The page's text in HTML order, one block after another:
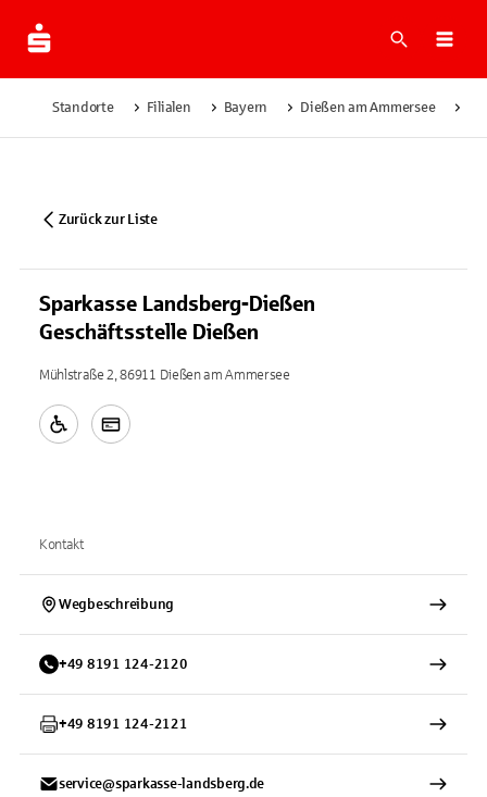
Suche
Standorte Filialen Bayern Dießen am Ammersee
Zurück zur Liste
Sparkasse Landsberg-Dießen
Geschäftsstelle Dießen
Mühlstraße 2, 86911 Dießen am Ammersee
Kontakt
Wegbeschreibung
+49 8191 124-2120
+49 8191 124-2121
service@sparkasse-landsberg.de